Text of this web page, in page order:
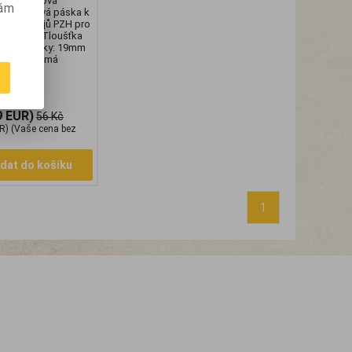
Teflonová páska k
spojů PZH pro
vodou Tloušťka
pásky: 19mm
*obal má
EUR)56 Kč
(Vaše cena bez
do košíku
1